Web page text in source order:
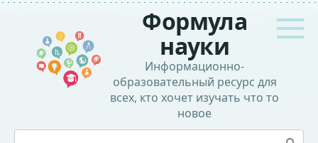
Перейти
контенту
Формула
науки
Информационно-
образовательный ресурс для
всех, кто хочет изучать что то
новое
Поиск: